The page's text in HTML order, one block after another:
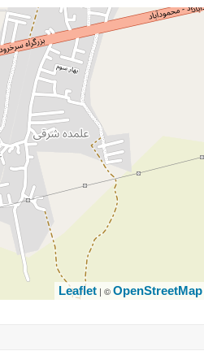
Leaflet | ©OpenStreetMap